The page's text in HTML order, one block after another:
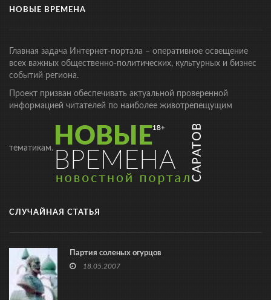
НОВЫЕ ВРЕМЕНА
Главная задача Интернет-портала – оперативное освещение
всех важных общественно-политических, культурных и бизнес
событий региона.
Проект призван обеспечивать актуальной проверенной
информацией читателей по наиболее животрепещущим
тематикам.
СЛУЧАЙНАЯ СТАТЬЯ
Партия соленых огурцов
18.05.2007